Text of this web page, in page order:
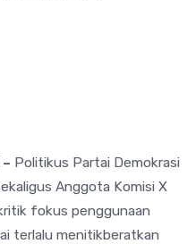
Politikus Partai Demokrasi
Anggota Komisi X
fokus penggunaan
terlalu menitikberatkan